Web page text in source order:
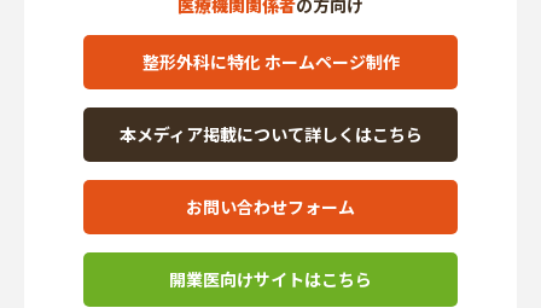
医療機関関係者の方向け
整形外科に特化 ホームページ制作
本メディア掲載について詳しくはこちら
お問い合わせフォーム
開業医向けサイトはこちら